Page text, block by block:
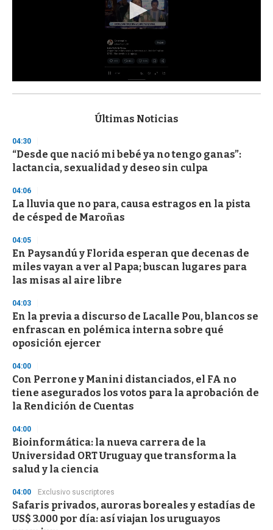
s
d
s
o
f
3
s
e
c
n
d
Últimas Noticias
04:30
“Desde que nació mi bebé ya no tengo ganas”:
lactancia, sexualidad y deseo sin culpa
04:06
La lluvia que no para, causa estragos en la pista
de césped de Maroñas
04:05
En Paysandú y Florida esperan que decenas de
miles vayan a ver al Papa; buscan lugares para
las misas al aire libre
04:03
En la previa a discurso de Lacalle Pou, blancos se
enfrascan en polémica interna sobre qué
oposición ejercer
04:00
Con Perrone y Manini distanciados, el FA no
tiene asegurados los votos para la aprobación de
la Rendición de Cuentas
04:00
Bioinformática: la nueva carrera de la
Universidad ORT Uruguay que transforma la
salud y la ciencia
04:00 Exclusivo suscriptores
Safaris privados, auroras boreales y estadías de
US$ 3.000 por día: así viajan los uruguayos